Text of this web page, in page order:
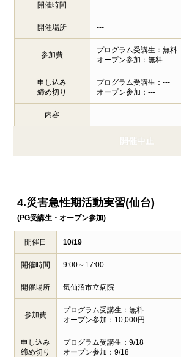
開催時間 ---
開催場所 ---
参加費
プログラム受講生：無料
オープン参加：無料
申し込み
締め切り
プログラム受講生：---
オープン参加：---
内容 ---
開催中止
4.災害急性期活動実習(仙台)
(PG受講生・オープン参加)
開催日 10/19
開催時間 9:00～17:00
開催場所 気仙沼市立病院
参加費
プログラム受講生：無料
オープン参加：10,000円
申し込み
締め切り
プログラム受講生：9/18
オープン参加：9/18